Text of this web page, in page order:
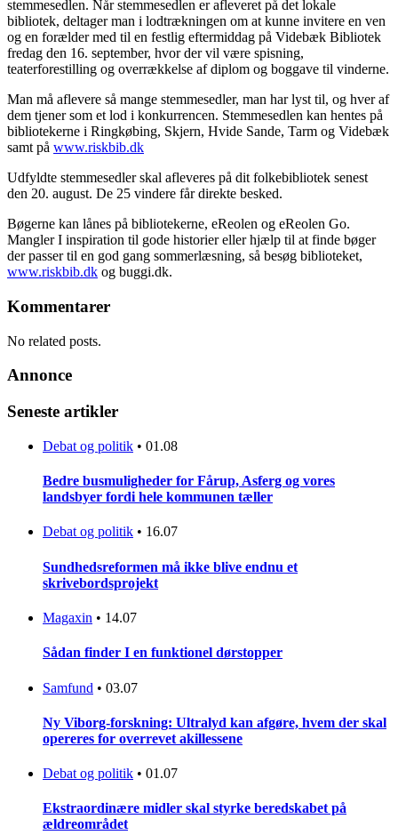
stemmesedlen. Når stemmesedlen er afleveret på det lokale
bibliotek, deltager man i lodtrækningen om at kunne invitere en ven
og en forælder med til en festlig eftermiddag på Videbæk Bibliotek
fredag den 16. september, hvor der vil være spisning,
teaterforestilling og overrækkelse af diplom og boggave til vinderne.
Man må aflevere så mange stemmesedler, man har lyst til, og hver af
dem tjener som et lod i konkurrencen. Stemmesedlen kan hentes på
bibliotekerne i Ringkøbing, Skjern, Hvide Sande, Tarm og Videbæk
samt på www.riskbib.dk
Udfyldte stemmesedler skal afleveres på dit folkebibliotek senest
den 20. august. De 25 vindere får direkte besked.
Bøgerne kan lånes på bibliotekerne, eReolen og eReolen Go.
Mangler I inspiration til gode historier eller hjælp til at finde bøger
der passer til en god gang sommerlæsning, så besøg biblioteket,
www.riskbib.dk og buggi.dk.
Kommentarer
No related posts.
Annonce
Seneste artikler
Debat og politik • 01.08
Bedre busmuligheder for Fårup, Asferg og vores
landsbyer fordi hele kommunen tæller
Debat og politik • 16.07
Sundhedsreformen må ikke blive endnu et
skrivebordsprojekt
Magaxin • 14.07
Sådan finder I en funktionel dørstopper
Samfund • 03.07
Ny Viborg-forskning: Ultralyd kan afgøre, hvem der skal
opereres for overrevet akillessene
Debat og politik • 01.07
Ekstraordinære midler skal styrke beredskabet på
ældreområdet